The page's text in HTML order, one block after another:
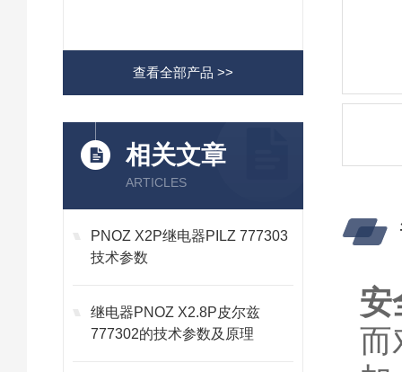
查看全部产品 >>
相关文章
ARTICLES
PNOZ X2P继电器PILZ 777303
技术参数
继电器PNOZ X2.8P皮尔兹
777302的技术参数及原理
安
而